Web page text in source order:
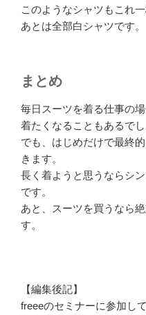
このようなシャツもこれ
あとは全部白シャツです。
まとめ
毎日スーツを着る仕事の
着たくなることもあるでし
でも、はじめだけで最終
きます。
長く着ようと思うならシ
です。
あと、スーツを買うなら
す。
【編集後記】
freeeのセミナーに参加し